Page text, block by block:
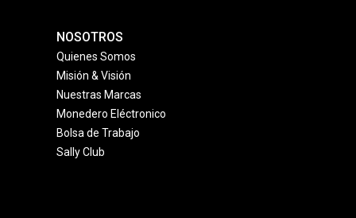
NOSOTROS
Quienes Somos
Misión & Visión
Nuestras Marcas
Monedero Eléctronico
Bolsa de Trabajo
Sally Club